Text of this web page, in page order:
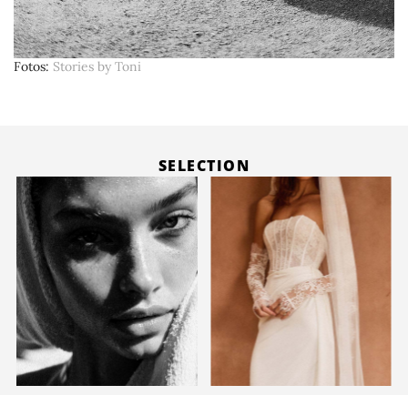
Fotos Stories by Toni
SELECTION